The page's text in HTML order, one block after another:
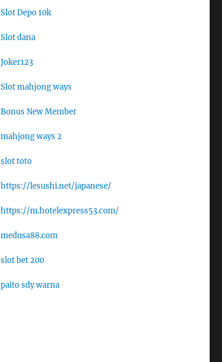
Slot Depo 10k
Slot dana
Joker123
Slot mahjong ways
Bonus New Member
mahjong ways 2
slot toto
https://lesushi.net/japanese/
https://m.hotelexpress53.com/
medusa88.com
slot bet 200
paito sdy warna